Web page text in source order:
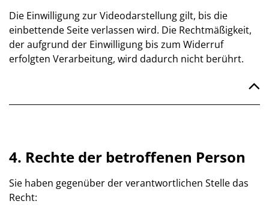
Die Einwilligung zur Videodarstellung gilt, bis die
einbettende Seite verlassen wird. Die Rechtmäßigkeit,
der aufgrund der Einwilligung bis zum Widerruf
erfolgten Verarbeitung, wird dadurch nicht berührt.
4. Rechte der betroffenen Person
Sie haben gegenüber der verantwortlichen Stelle das
Recht: